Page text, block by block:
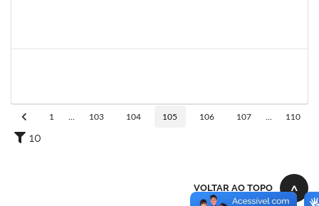
1 103 104 105 106 107 110
10
VOLTAR AO TOPO